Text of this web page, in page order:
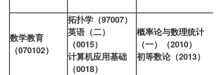
数学教育
（070102）
拓扑学（97007）
英语（二）
（0015）
计算机应用基础
（0018）
概率论与数理统计
（一）（2010）
初等数论（2013）